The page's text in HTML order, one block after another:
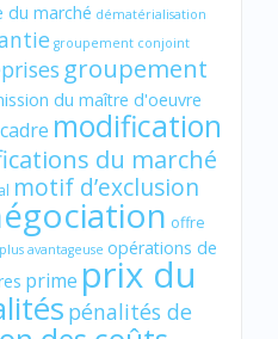
du marché dématérialisation
groupement conjoint
groupement
du maître d'oeuvre
modification
du marché
motif d’exclusion
offre
avantageuse opérations de
prime prix du
pénalités de